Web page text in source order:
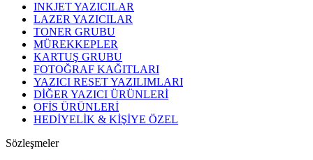
INKJET YAZICILAR
LAZER YAZICILAR
TONER GRUBU
MÜREKKEPLER
KARTUŞ GRUBU
FOTOĞRAF KAĞITLARI
YAZICI RESET YAZILIMLARI
DİĞER YAZICI ÜRÜNLERİ
OFİS ÜRÜNLERİ
HEDİYELİK & KİŞİYE ÖZEL
Sözleşmeler